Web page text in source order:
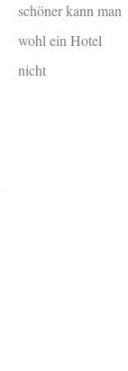
schöner kann man
wohl ein Hotel
nicht